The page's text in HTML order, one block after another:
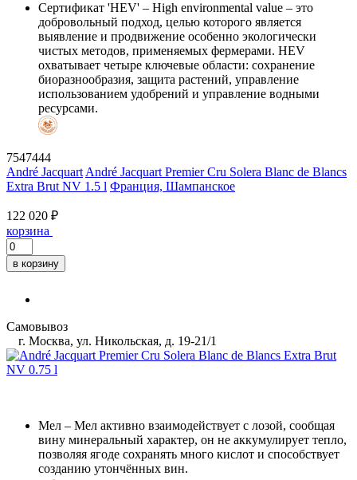
Сертификат 'HEV' – High environmental value – это
добровольный подход, целью которого является
выявление и продвижение особенно экологически
чистых методов, применяемых фермерами. HEV
охватывает четыре ключевые области: сохранение
биоразнообразия, защита растений, управление
использованием удобрений и управление водными
ресурсами.
7547444
André Jacquart André Jacquart Premier Cru Solera Blanc de Blancs
Extra Brut NV 1.5 l Франция, Шампанское
122 020 ₽
корзина
в корзину
Самовывоз
г. Москва, ул. Никольская, д. 19-21/1
Мел – Мел активно взаимодействует с лозой, сообщая
вину минеральный характер, он не аккумулирует тепло,
позволяя ягоде сохранять много кислот и способствует
созданию утончённых вин.